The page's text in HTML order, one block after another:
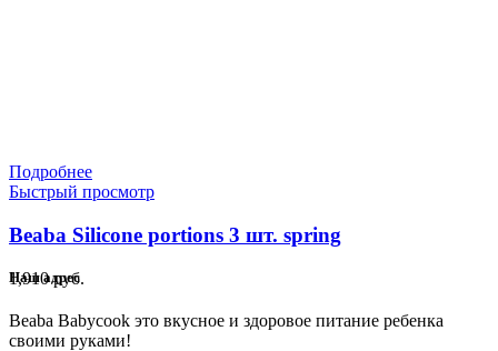
Подробнее
Быстрый просмотр
Beaba Silicone portions 3 шт. spring
1,910руб.
Наш адрес
Beaba Babycook это вкусное и здоровое питание ребенка
своими руками!